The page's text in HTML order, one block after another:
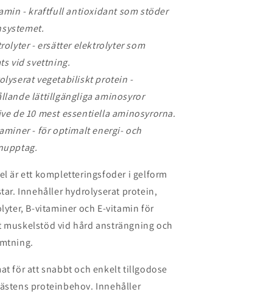
- kraftfull antioxidant som stöder
- ersätter elektrolyter som
vid svettning.
vegetabiliskt protein -
lättillgängliga aminosyror
de 10 mest essentiella aminosyrorna.
- för optimalt energi- och
är ett kompletteringsfoder i gelform
Innehåller hydrolyserat protein,
B-vitaminer och E-vitamin för
muskelstöd vid hård ansträngning och
för att snabbt och enkelt tillgodose
proteinbehov. Innehåller